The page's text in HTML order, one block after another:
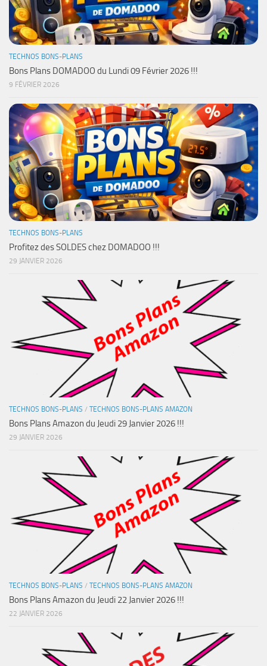
TECHNOS BONS-PLANS
Bons Plans DOMADOO du Lundi 09 Février 2026 !!!
9 FÉVRIER 2026
TECHNOS BONS-PLANS
Profitez des SOLDES chez DOMADOO !!!
29 JANVIER 2026
TECHNOS BONS-PLANS / TECHNOS BONS-PLANS AMAZON
Bons Plans Amazon du Jeudi 29 Janvier 2026 !!!
29 JANVIER 2026
TECHNOS BONS-PLANS / TECHNOS BONS-PLANS AMAZON
Bons Plans Amazon du Jeudi 22 Janvier 2026 !!!
22 JANVIER 2026